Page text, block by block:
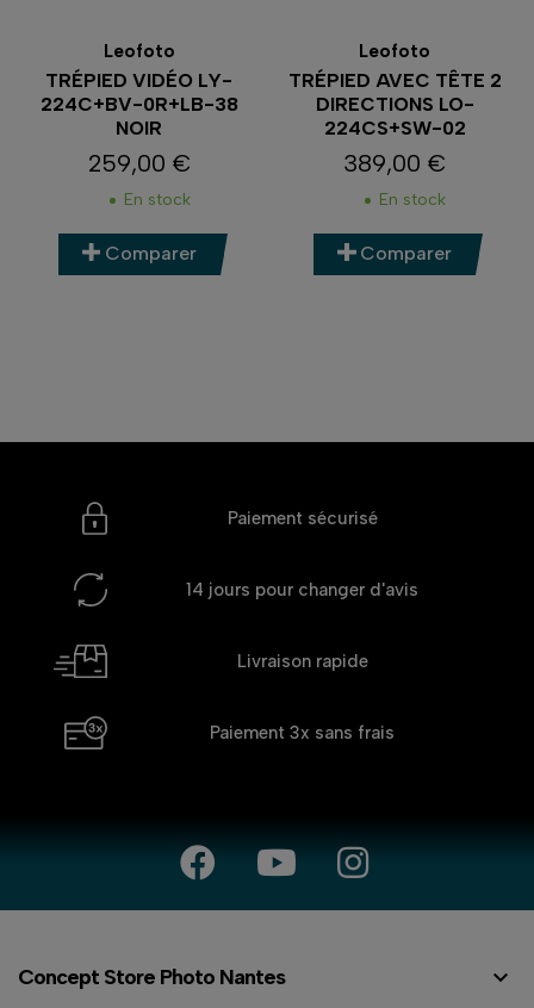
Leofoto
TRÉPIED VIDÉO LY-
224C+BV-0R+LB-38
NOIR
Prix
259,00 €
En stock
Comparer
Leofoto
TRÉPIED AVEC TÊTE 2
DIRECTIONS LO-
224CS+SW-02
Prix
389,00 €
En stock
Comparer
Paiement sécurisé
14 jours pour changer d'avis
Livraison rapide
Paiement 3x sans frais
Concept Store Photo Nantes 